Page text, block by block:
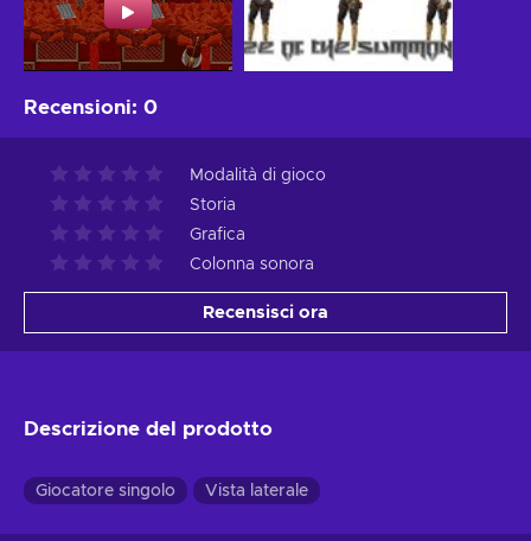
Recensioni: 0
Modalità di gioco
Storia
Grafica
Colonna sonora
Recensisci ora
Descrizione del prodotto
Giocatore singolo Vista laterale